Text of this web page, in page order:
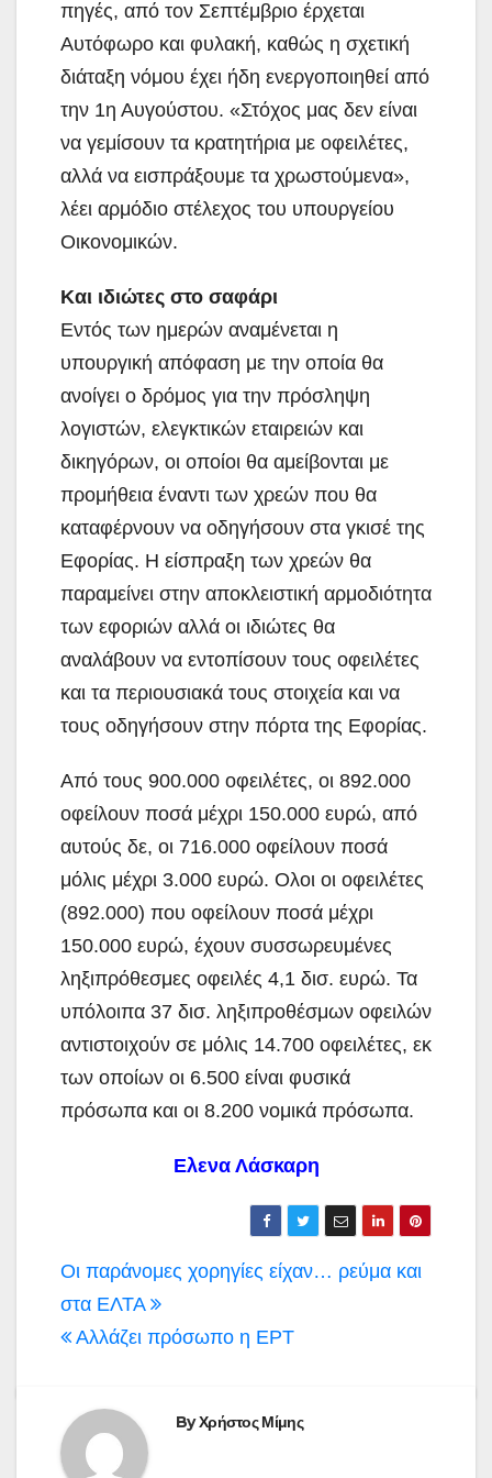
πηγές, από τον Σεπτέμβριο έρχεται
Αυτόφωρο και φυλακή, καθώς η σχετική
διάταξη νόμου έχει ήδη ενεργοποιηθεί από
την 1η Αυγούστου. «Στόχος μας δεν είναι
να γεμίσουν τα κρατητήρια με οφειλέτες,
αλλά να εισπράξουμε τα χρωστούμενα»,
λέει αρμόδιο στέλεχος του υπουργείου
Οικονομικών.
Και ιδιώτες στο σαφάρι
Εντός των ημερών αναμένεται η
υπουργική απόφαση με την οποία θα
ανοίγει ο δρόμος για την πρόσληψη
λογιστών, ελεγκτικών εταιρειών και
δικηγόρων, οι οποίοι θα αμείβονται με
προμήθεια έναντι των χρεών που θα
καταφέρνουν να οδηγήσουν στα γκισέ της
Εφορίας. Η είσπραξη των χρεών θα
παραμείνει στην αποκλειστική αρμοδιότητα
των εφοριών αλλά οι ιδιώτες θα
αναλάβουν να εντοπίσουν τους οφειλέτες
και τα περιουσιακά τους στοιχεία και να
τους οδηγήσουν στην πόρτα της Εφορίας.
Από τους 900.000 οφειλέτες, οι 892.000
οφείλουν ποσά μέχρι 150.000 ευρώ, από
αυτούς δε, οι 716.000 οφείλουν ποσά
μόλις μέχρι 3.000 ευρώ. Ολοι οι οφειλέτες
(892.000) που οφείλουν ποσά μέχρι
150.000 ευρώ, έχουν συσσωρευμένες
ληξιπρόθεσμες οφειλές 4,1 δισ. ευρώ. Τα
υπόλοιπα 37 δισ. ληξιπροθέσμων οφειλών
αντιστοιχούν σε μόλις 14.700 οφειλέτες, εκ
των οποίων οι 6.500 είναι φυσικά
πρόσωπα και οι 8.200 νομικά πρόσωπα.
Ελενα Λάσκαρη
Πλοήγηση
άρθρων
Oι παράνομες χορηγίες είχαν… ρεύμα και
στα ΕΛΤΑ
Αλλάζει πρόσωπο η ΕΡΤ
ByΧρήστος Μίμης